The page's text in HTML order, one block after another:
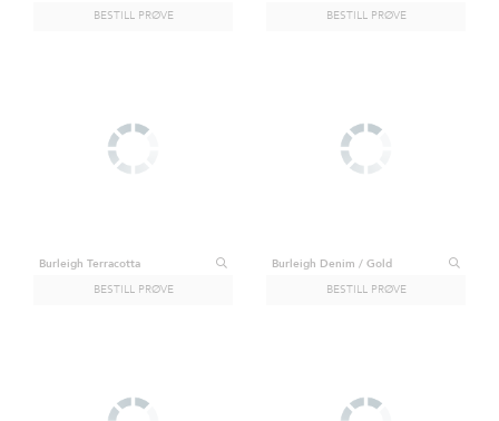
Burleigh Terracotta Burleigh Denim / Gold